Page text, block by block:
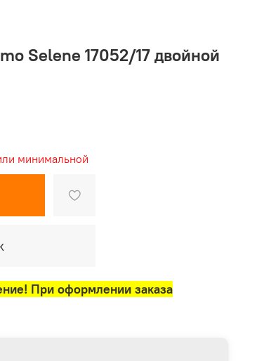
Selene 17052/17 двойной
минимальной
При оформлении заказа